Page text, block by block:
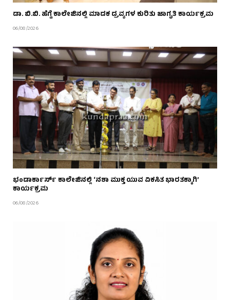
ಡಾ. ಬಿ.ಬಿ. ಹೆಗ್ಡೆ ಕಾಲೇಜಿನಲ್ಲಿ ಮಾದಕ ದ್ರವ್ಯಗಳ ಕುರಿತು ಜಾಗೃತಿ ಕಾರ್ಯಕ್ರಮ
06/08/2026
ಭಂಡಾರ್ಕಾರ್ಸ್ ಕಾಲೇಜಿನಲ್ಲಿ ‘ನಶಾ ಮುಕ್ತ ಯುವ ವಿಕಸಿತ ಭಾರತಕ್ಕಾಗಿ’
ಕಾರ್ಯಕ್ರಮ
06/08/2026